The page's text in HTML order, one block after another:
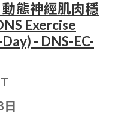
動態神經肌肉穩
Exercise
- DNS-EC-